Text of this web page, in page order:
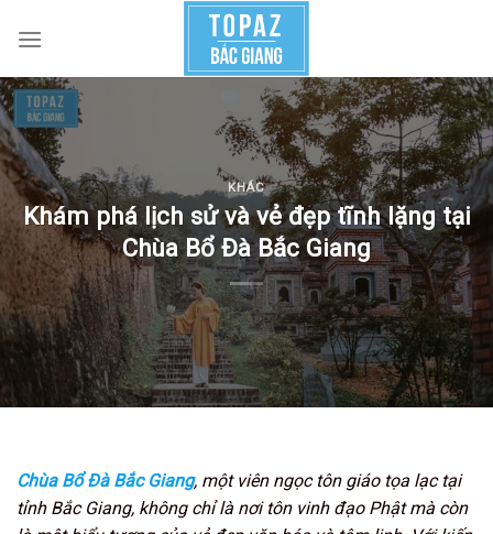
KHÁC
Khám phá lịch sử và vẻ đẹp tĩnh lặng tại
Chùa Bổ Đà Bắc Giang
Chùa Bổ Đà Bắc Giang, một viên ngọc tôn giáo tọa lạc tại
tỉnh Bắc Giang, không chỉ là nơi tôn vinh đạo Phật mà còn